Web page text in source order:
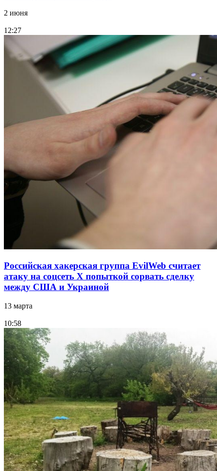
2 июня
12:27
Российская хакерская группа EvilWeb считает
атаку на соцсеть Х попыткой сорвать сделку
между США и Украиной
13 марта
10:58